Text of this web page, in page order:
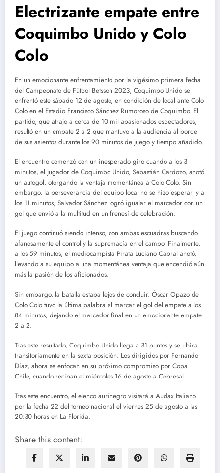
Electrizante empate entre
Coquimbo Unido y Colo
Colo
En un emocionante enfrentamiento por la vigésimo primera fecha
del Campeonato de Fútbol Betsson 2023, Coquimbo Unido se
enfrentó este sábado 12 de agosto, en condición de local ante Colo
Colo en el Estadio Francisco Sánchez Rumoroso de Coquimbo. El
partido, que atrajo a cerca de 10 mil apasionados espectadores,
resultó en un empate 2 a 2 que mantuvo a la audiencia al borde
de sus asientos durante los 90 minutos de juego y tiempo añadido.
El encuentro comenzó con un inesperado giro cuando a los 3
minutos, el jugador de Coquimbo Unido, Sebastián Cardozo, anotó
un autogol, otorgando la ventaja momentánea a Colo Colo. Sin
embargo, la perseverancia del equipo local no se hizo esperar, y a
los 11 minutos, Salvador Sánchez logró igualar el marcador con un
gol que envió a la multitud en un frenesí de celebración.
El juego continuó siendo intenso, con ambas escuadras buscando
afanosamente el control y la supremacía en el campo. Finalmente,
a los 59 minutos, el mediocampista Pirata Luciano Cabral anotó,
llevando a su equipo a una momentánea ventaja que encendió aún
más la pasión de los aficionados.
Sin embargo, la batalla estaba lejos de concluir. Óscar Opazo de
Colo Colo tuvo la última palabra al marcar el gol del empate a los
84 minutos, dejando el marcador final en un emocionante empate
2 a 2.
Tras este resultado, Coquimbo Unido llega a 31 puntos y se ubica
transitoriamente en la sexta posición. Los dirigidos por Fernando
Díaz, ahora se enfocan en su próximo compromiso por Copa
Chile, cuando reciban el miércoles 16 de agosto a Cobresal.
Tras este encuentro, el elenco aurinegro visitará a Audax Italiano
por la fecha 22 del torneo nacional el viernes 25 de agosto a las
20:30 horas en La Florida.
Share this content: